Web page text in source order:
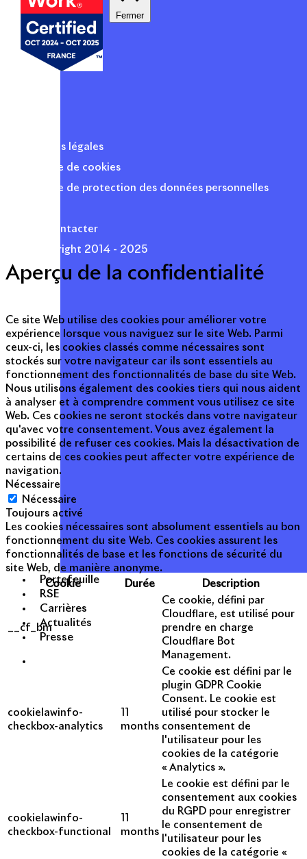
Portefeuille
RSE
Carrières
Actualités
Presse
Mentions légales
Politique de cookies
Politique de protection des données personnelles
Nous contacter
© Copyright 2014 - 2025
Fermer
Aperçu de la confidentialité
Ce site Web utilise des cookies pour améliorer votre
expérience lorsque vous naviguez sur le site Web. Parmi
ceux-ci, les cookies classés comme nécessaires sont
stockés sur votre navigateur car ils sont essentiels au
fonctionnement des fonctionnalités de base du site Web.
Nous utilisons également des cookies tiers qui nous aident
à analyser et à comprendre comment vous utilisez ce site
Web. Ces cookies ne seront stockés dans votre navigateur
qu'avec votre consentement. Vous avez également la
possibilité de refuser ces cookies. Mais la désactivation de
certains de ces cookies peut affecter votre expérience de
navigation.
Nécessaire
Nécessaire
Toujours activé
Les cookies nécessaires sont absolument essentiels au bon
fonctionnement du site Web. Ces cookies assurent les
fonctionnalités de base et les fonctions de sécurité du
site Web, de manière anonyme.
Cookie
Durée Description
__cf_bm
Ce cookie, défini par
Cloudflare, est utilisé pour
prendre en charge
Cloudflare Bot
Management.
cookielawinfo-
checkbox-analytics
months
Ce cookie est défini par le
plugin GDPR Cookie
Consent. Le cookie est
utilisé pour stocker le
consentement de
l'utilisateur pour les
cookies de la catégorie
« Analytics ».
cookielawinfo-
checkbox-functional
months
Le cookie est défini par le
consentement aux cookies
du RGPD pour enregistrer
le consentement de
l'utilisateur pour les
cookies de la catégorie «